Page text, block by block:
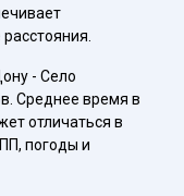
- Село
Среднее время в
отличаться в
погоды и